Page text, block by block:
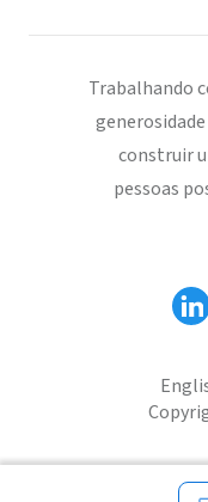
Trabalhando
construir
pessoas